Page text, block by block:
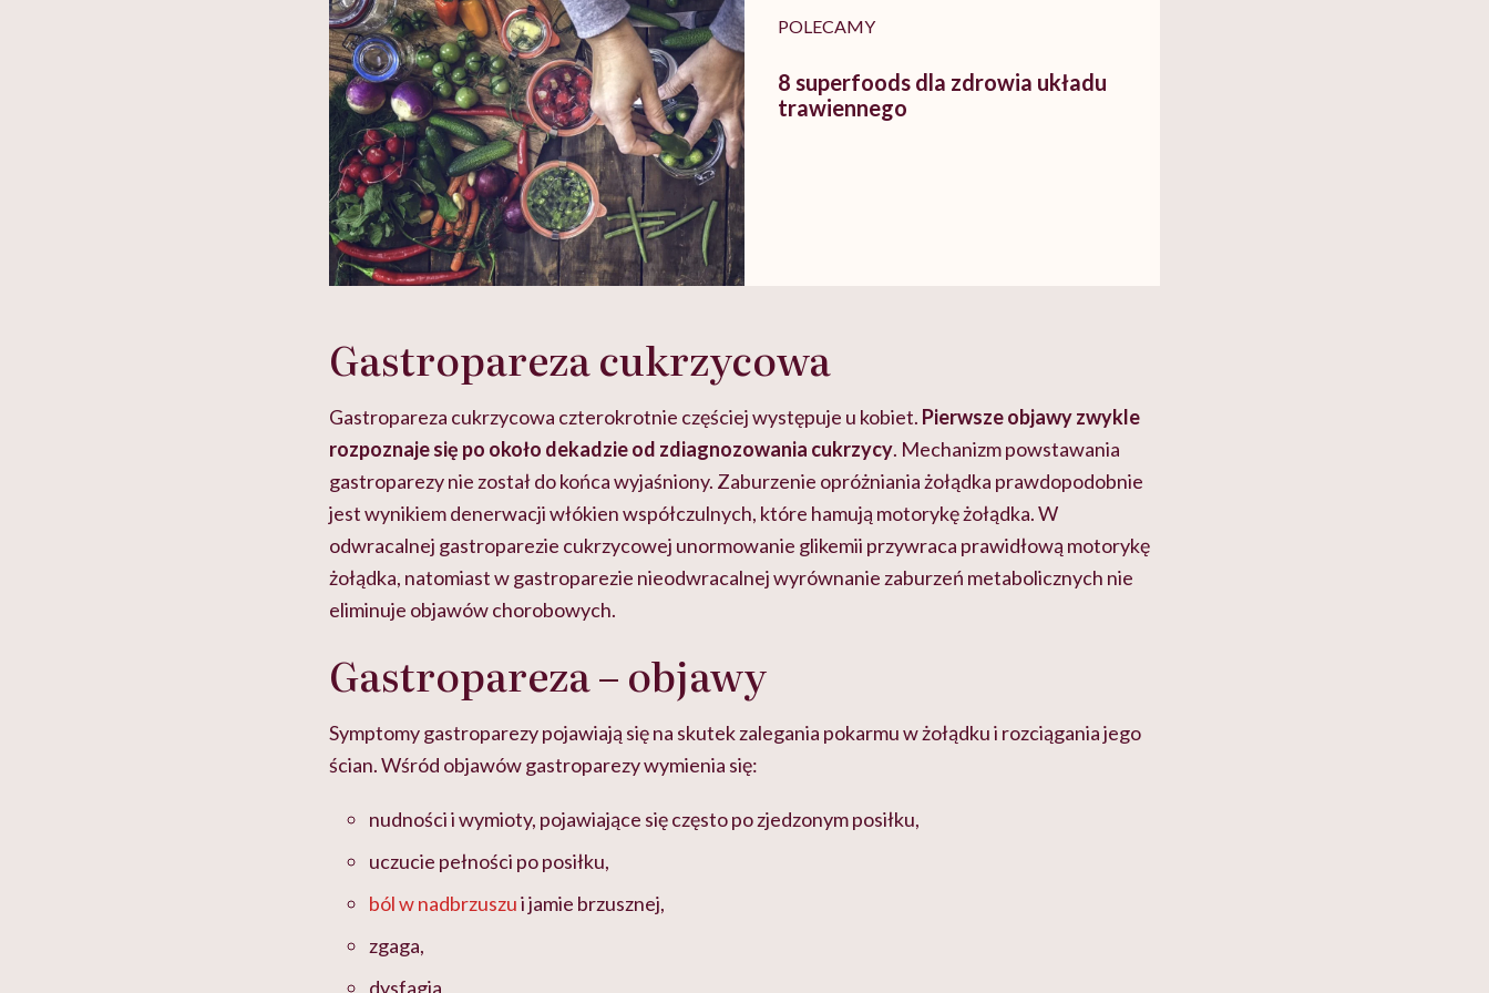
POLECAMY
8 superfoods dla zdrowia układu
trawiennego
Gastropareza cukrzycowa
Gastropareza cukrzycowa czterokrotnie częściej występuje u kobiet. Pierwsze objawy zwykle
rozpoznaje się po około dekadzie od zdiagnozowania cukrzycy. Mechanizm powstawania
gastroparezy nie został do końca wyjaśniony. Zaburzenie opróżniania żołądka prawdopodobnie
jest wynikiem denerwacji włókien współczulnych, które hamują motorykę żołądka. W
odwracalnej gastroparezie cukrzycowej unormowanie glikemii przywraca prawidłową motorykę
żołądka, natomiast w gastroparezie nieodwracalnej wyrównanie zaburzeń metabolicznych nie
eliminuje objawów chorobowych.
Gastropareza – objawy
Symptomy gastroparezy pojawiają się na skutek zalegania pokarmu w żołądku i rozciągania jego
ścian. Wśród objawów gastroparezy wymienia się:
nudności i wymioty, pojawiające się często po zjedzonym posiłku,
uczucie pełności po posiłku,
ból w nadbrzuszui jamie brzusznej,
zgaga,
dysfagia,